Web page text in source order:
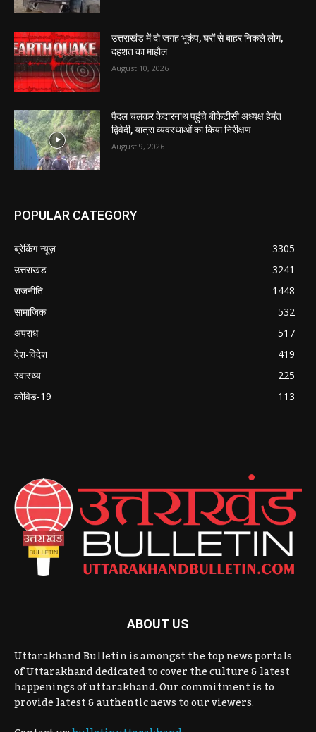
उत्तराखंड में दो जगह भूकंप, घरों से बाहर निकले लोग,
दहशत का माहौल
August 10, 2026
पैदल चलकर केदारनाथ पहुंचे बीकेटीसी अध्यक्ष हेमंत
द्विवेदी, यात्रा व्यवस्थाओं का किया निरीक्षण
August 9, 2026
POPULAR CATEGORY
ब्रेकिंग न्यूज़
3305
उत्तराखंड
3241
राजनीति
1448
सामाजिक
532
अपराध
517
देश-विदेश
419
स्वास्थ्य
225
कोविड-19
113
ABOUT US
Uttarakhand Bulletin is amongst the top news portals
of Uttarakhand dedicated to cover the culture & latest
happenings of uttarakhand. Our commitment is to
provide latest & authentic news to our viewers.